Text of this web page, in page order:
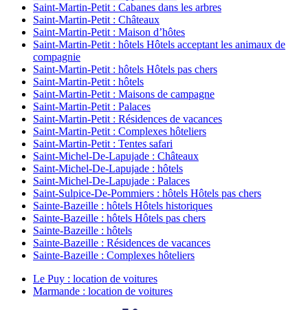
Saint-Martin-Petit : Cabanes dans les arbres
Saint-Martin-Petit : Châteaux
Saint-Martin-Petit : Maison d’hôtes
Saint-Martin-Petit : hôtels Hôtels acceptant les animaux de
compagnie
Saint-Martin-Petit : hôtels Hôtels pas chers
Saint-Martin-Petit : hôtels
Saint-Martin-Petit : Maisons de campagne
Saint-Martin-Petit : Palaces
Saint-Martin-Petit : Résidences de vacances
Saint-Martin-Petit : Complexes hôteliers
Saint-Martin-Petit : Tentes safari
Saint-Michel-De-Lapujade : Châteaux
Saint-Michel-De-Lapujade : hôtels
Saint-Michel-De-Lapujade : Palaces
Saint-Sulpice-De-Pommiers : hôtels Hôtels pas chers
Sainte-Bazeille : hôtels Hôtels historiques
Sainte-Bazeille : hôtels Hôtels pas chers
Sainte-Bazeille : hôtels
Sainte-Bazeille : Résidences de vacances
Sainte-Bazeille : Complexes hôteliers
Le Puy : location de voitures
Marmande : location de voitures